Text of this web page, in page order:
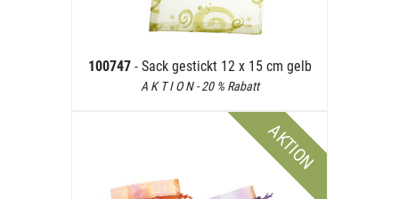
100747 - Sack gestickt 12 x 15 cm gelb
A K T I O N - 20 % Rabatt
AKTION